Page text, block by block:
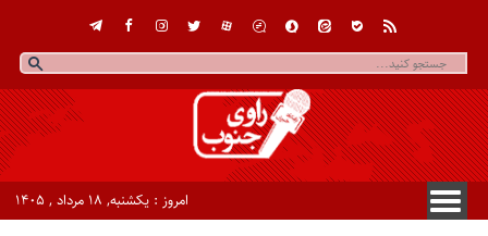
امروز : یکشنبه, ۱۸ مرداد , ۱۴۰۵